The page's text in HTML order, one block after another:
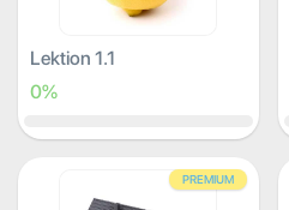
Lektion 1.1
0%
PREMIUM